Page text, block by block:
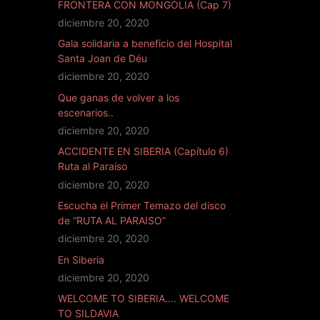
FRONTERA CON MONGOLIA (Cap 7)
diciembre 20, 2020
Gala solidaria a beneficio del Hospital
Santa Joan de Déu
diciembre 20, 2020
Que ganas de volver a los
escenarios..
diciembre 20, 2020
ACCIDENTE EN SIBERIA (Capítulo 6)
Ruta al Paraíso
diciembre 20, 2020
Escucha el Primer Temazo del disco
de “RUTA AL PARAISO”
diciembre 20, 2020
En Siberia
diciembre 20, 2020
WELCOME TO SIBERIA…. WELCOME
TO SILDAVIA